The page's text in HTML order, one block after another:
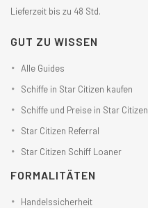
Lieferzeit bis zu 48 Std.
GUT ZU WISSEN
Alle Guides
Schiffe in Star Citizen kaufen
Schiffe und Preise in Star Citizen
Star Citizen Referral
Star Citizen Schiff Loaner
FORMALITÄTEN
Handelssicherheit